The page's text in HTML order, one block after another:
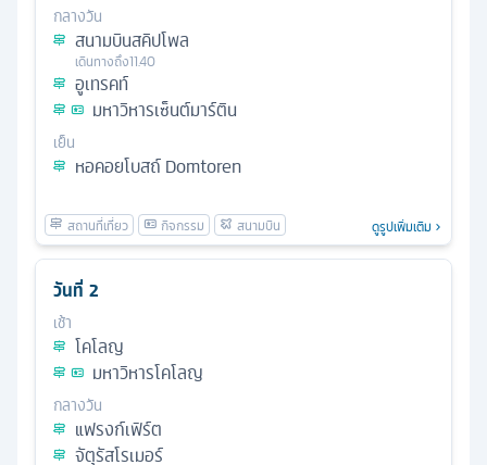
กลางวัน
สนามบินสคิปโพล
เดินทางถึง11.40
อูเทรคท์
มหาวิหารเซ็นต์มาร์ติน
เย็น
หอคอยโบสถ์ Domtoren
ดูรูปเพิ่มเติม
วันที่ 2
เช้า
โคโลญ
มหาวิหารโคโลญ
กลางวัน
แฟรงก์เฟิร์ต
จัตุรัสโรเมอร์